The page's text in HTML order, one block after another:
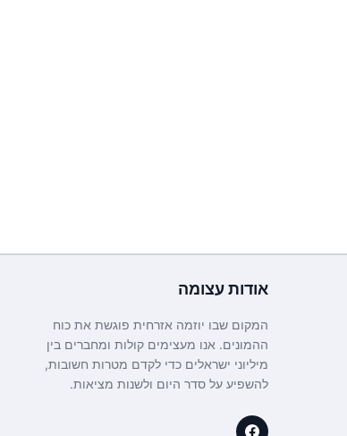
אודותעצומה
המקום שבו יוזמה אזרחית פוגשת את כוח
ההמונים. אנו מעצימים קולות ומחברים בין
מיליוני ישראלים כדי לקדם מטרות חשובות,
להשפיע על סדר היום ולשנות מציאות.